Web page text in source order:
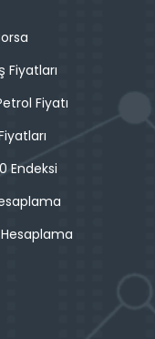
Fiyatları
Fiyatı
Endeksi